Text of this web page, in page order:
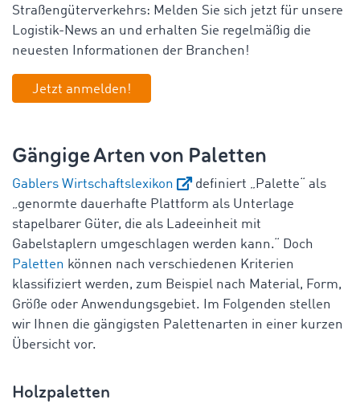
Straßengüterverkehrs: Melden Sie sich jetzt für unsere
Logistik-News an und erhalten Sie regelmäßig die
neuesten Informationen der Branchen!
Jetzt anmelden!
Gängige Arten von Paletten
Gablers Wirtschaftslexikon
definiert „Palette“ als
„genormte dauerhafte Plattform als Unterlage
stapelbarer Güter, die als Ladeeinheit mit
Gabelstaplern umgeschlagen werden kann.“ Doch
Paletten können nach verschiedenen Kriterien
klassifiziert werden, zum Beispiel nach Material, Form,
Größe oder Anwendungsgebiet. Im Folgenden stellen
wir Ihnen die gängigsten Palettenarten in einer kurzen
Übersicht vor.
Holzpaletten